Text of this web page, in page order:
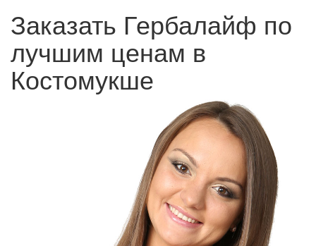
Заказать Гербалайф по
лучшим ценам в
Костомукше